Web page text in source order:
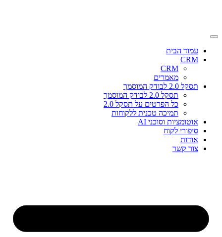
עמוד הבית
CRM
CRM
מאמרים
תסקל 2.0 לבודק המוסמך
תסקל 2.0 לבודק המוסמך
כל הפרטים על תסקל 2.0
תמיכה טכנית ללקוחות
אוטומציות וסוכני AI
סיפורי לקוח
אודות
צור קשר